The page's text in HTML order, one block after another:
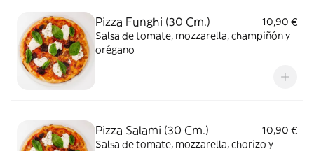
Pizza Funghi (30 Cm.)
10,90 €
Salsa de tomate, mozzarella, champiñón y
orégano
Pizza Salami (30 Cm.)
10,90 €
Salsa de tomate, mozzarella, chorizo y